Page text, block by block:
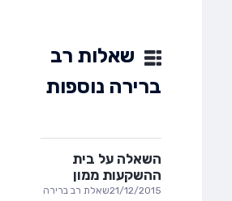
שאלות רב
ברירה נוספות
השאלה על בית
ההשקעות ממון
21/12/2015שאלת רב ברירה